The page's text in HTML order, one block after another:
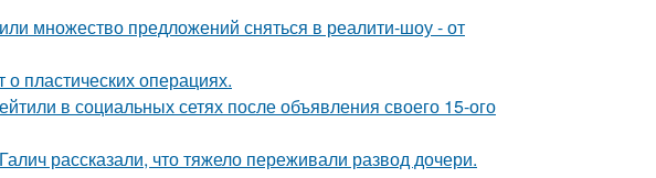
множество предложений сняться в реалити-шоу - от
пластических операциях.
в социальных сетях после объявления своего 15-ого
рассказали, что тяжело переживали развод дочери.